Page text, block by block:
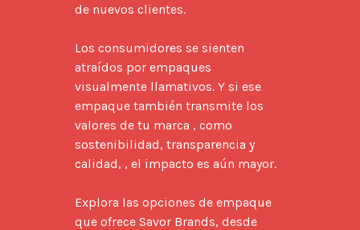
de nuevos clientes.
Los consumidores se sienten
atraídos por empaques
visualmente llamativos. Y si ese
empaque también transmite los
valores de tu marca , como
sostenibilidad, transparencia y
calidad, , el impacto es aún mayor.
Explora las opciones de empaque
que ofrece Savor Brands, desde